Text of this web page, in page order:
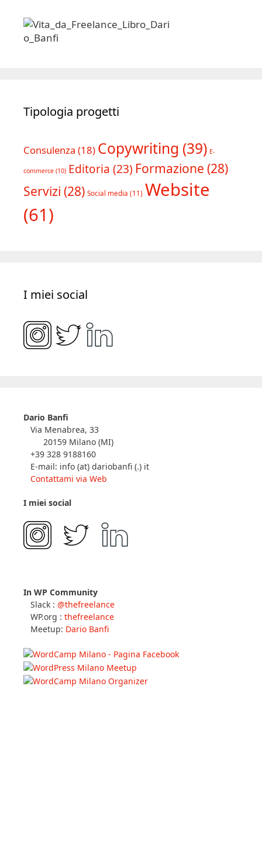
Tipologia progetti
Consulenza (18) Copywriting (39) E-
commerce (10) Editoria (23) Formazione (28)
Servizi (28) Social media (11) Website
(61)
I miei social
Dario Banfi
Via Menabrea, 33
20159 Milano (MI)
+39 328 9188160
E-mail: info (at) dariobanfi (.) it
Contattami via Web
I miei social
In WP Community
Slack : @thefreelance
WP.org : thefreelance
Meetup: Dario Banfi